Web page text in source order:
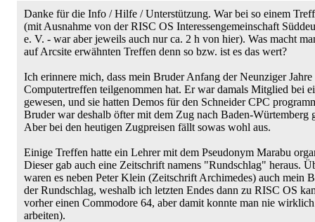
Danke für die Info / Hilfe / Unterstützung. War bei so einem
(mit Ausnahme von der RISC OS Interessengemeinschaft
e. V. - war aber jeweils auch nur ca. 2 h von hier). Was macht
auf Arcsite erwähnten Treffen denn so bzw. ist es das wert?
Ich erinnere mich, dass mein Bruder Anfang der Neunziger
Computertreffen teilgenommen hat. Er war damals Mitglied bei
gewesen, und sie hatten Demos für den Schneider CPC
Bruder war deshalb öfter mit dem Zug nach Baden-Würtemberg
Aber bei den heutigen Zugpreisen fällt sowas wohl aus.
Einige Treffen hatte ein Lehrer mit dem Pseudonym Marabu
Dieser gab auch eine Zeitschrift namens "Rundschlag" heraus.
waren es neben Peter Klein (Zeitschrift Archimedes) auch mein
der Rundschlag, weshalb ich letzten Endes dann zu RISC OS
vorher einen Commodore 64, aber damit konnte man nie
arbeiten).